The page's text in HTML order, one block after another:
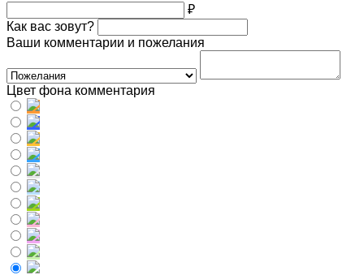
₽
Как вас зовут?
Ваши комментарии и пожелания
Цвет фона комментария